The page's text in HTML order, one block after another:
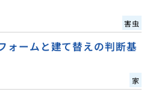
害虫
ォームと建て替えの判断基
家